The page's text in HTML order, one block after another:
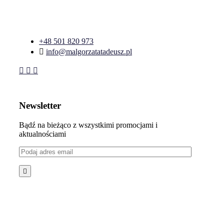
+48 501 820 973
info@malgorzatatadeusz.pl
Newsletter
Bądź na bieżąco z wszystkimi promocjami i
aktualnościami